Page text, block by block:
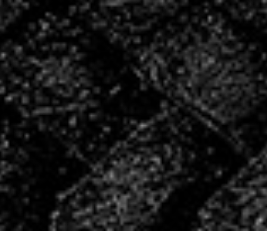
2026/2027 !
INSCRIPTIONS
Les créneaux de reprise
Le COSEC étant actuellement en travaux, merci de
prendre connaissance des horaires et salles pour la
période de reprise.